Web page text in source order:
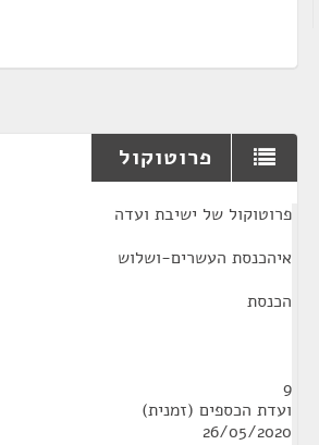
פרוטוקול
פרוטוקול של ישיבת ועדה
איהכנסת העשרים-ושלוש
הכנסת
9
ועדת הכספים (זמנית)
26/05/2020